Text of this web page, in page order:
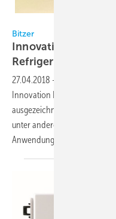
Bitzer
Innovation Product
Refrigeration
27.04.2018 -
Innovation Product Award in
ausgezeichnet. Vom 9. bis
unter anderem eine
Anwendungen auf der